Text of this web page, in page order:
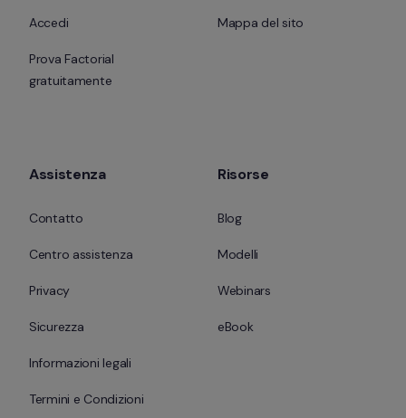
Accedi
Prova Factorial
gratuitamente
Mappa del sito
Assistenza
Contatto
Centro assistenza
Privacy
Sicurezza
Informazioni legali
Termini e Condizioni
Risorse
Blog
Modelli
Webinars
eBook